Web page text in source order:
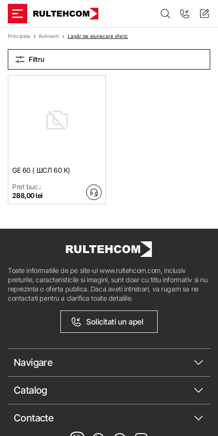
Principala Rulmenti Lagăr de alunecare sferic
Filtru
GE 60 ( ШСЛ 60 К)
Pret buc.:
288,00 lei
Toate informatiile de pe site-ul www.rultehcom.com, inclusiv
preturile, caracteristicile si imagini, sunt doar cu titlu informativ si nu
reprezinta o oferta publica. Daca aveti intrebari, va rugam sa ne
contactati pentru a clarifica toate detaliile.
Solicitati un apel
Navigare
Catalog
Contacte